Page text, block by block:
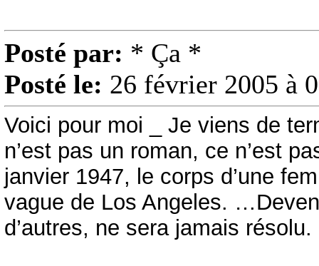
Posté par: * Ça *
Posté le: 26 février 2005 à
Voici pour moi _ Je viens de
n’est pas un roman, ce n’est
janvier 1947, le corps d’une
vague de Los Angeles.
d’autres, ne sera jamais résolu.